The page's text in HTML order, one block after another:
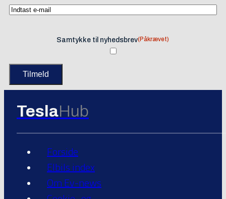
Samtykke til nyhedsbrev(Påkrævet)
TeslaHub
Forside
Elbils index
Om Ev-news